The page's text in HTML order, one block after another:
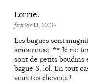
Lorrie.
février 13, 2013 ·
Les bagues sont
amoureuse. ** Je ne
sont de petits boudins
bague S, lol. En tout
veux tes cheveux !